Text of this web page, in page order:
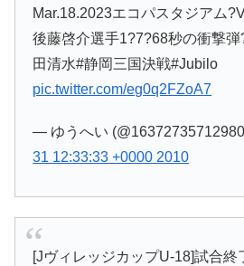
Mar.18.2023エコパスタジアム
後藤啓介選手1?7?68秒の衝撃
田清水#静岡三国決戦#Jubilo
pic.twitter.com/eg0q2FZoA7
— ゆうへい
31 12:33:33 +0000 2010
[JヴィレッジカップU-18]試合